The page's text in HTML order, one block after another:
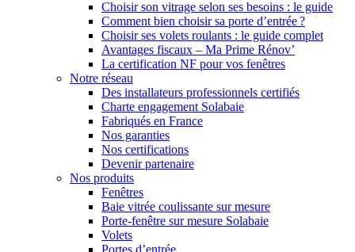
Choisir son vitrage selon ses besoins : le guide
Comment bien choisir sa porte d’entrée ?
Choisir ses volets roulants : le guide complet
Avantages fiscaux – Ma Prime Rénov’
La certification NF pour vos fenêtres
Notre réseau
Des installateurs professionnels certifiés
Charte engagement Solabaie
Fabriqués en France
Nos garanties
Nos certifications
Devenir partenaire
Nos produits
Fenêtres
Baie vitrée coulissante sur mesure
Porte-fenêtre sur mesure Solabaie
Volets
Portes d’entrée